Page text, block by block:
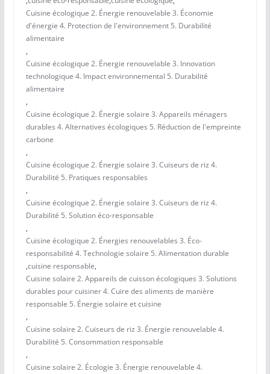
Cuisine écologique 2. Énergie renouvelable 3. Économie
d'énergie 4. Protection de l'environnement 5. Durabilité
alimentaire
,
Cuisine écologique 2. Énergie renouvelable 3. Innovation
technologique 4. Impact environnemental 5. Durabilité
alimentaire
,
Cuisine écologique 2. Énergie solaire 3. Appareils ménagers
durables 4. Alternatives écologiques 5. Réduction de l'empreinte
carbone
,
Cuisine écologique 2. Énergie solaire 3. Cuiseurs de riz 4.
Durabilité 5. Pratiques responsables
,
Cuisine écologique 2. Énergie solaire 3. Cuiseurs de riz 4.
Durabilité 5. Solution éco-responsable
,
Cuisine écologique 2. Énergies renouvelables 3. Éco-
responsabilité 4. Technologie solaire 5. Alimentation durable
,cuisine responsable,
Cuisine solaire 2. Appareils de cuisson écologiques 3. Solutions
durables pour cuisiner 4. Cuire des aliments de manière
responsable 5. Énergie solaire et cuisine
,
Cuisine solaire 2. Cuiseurs de riz 3. Énergie renouvelable 4.
Durabilité 5. Consommation responsable
,
Cuisine solaire 2. Écologie 3. Énergie renouvelable 4.